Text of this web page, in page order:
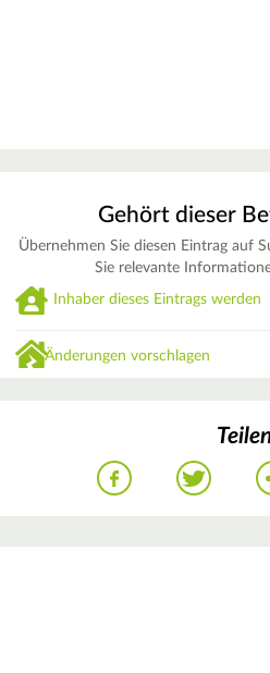
Gehört dieser
Übernehmen Sie diesen Eintrag auf
Sie relevante
Inhaber dieses Eintrags werden
Änderungen vorschlagen